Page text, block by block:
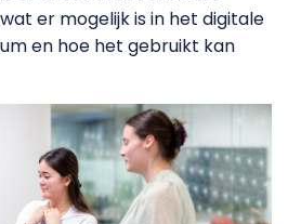
er mogelijk is in het digitale
en hoe het gebruikt kan